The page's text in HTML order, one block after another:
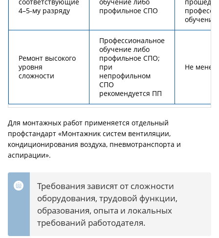
4–5-му разряду
профильное СПО
обучение
Ремонт высокого
уровня
сложности
Профессиональное
обучение либо
профильное СПО;
при
непрофильном
СПО
рекомендуется ПП
Не менее
Для монтажных работ применяется отдельный
профстандарт «Монтажник систем вентиляции,
кондиционирования воздуха, пневмотранспорта и
аспирации».
Требования зависят от сложности
оборудования, трудовой функции,
образования, опыта и локальных
требований работодателя.